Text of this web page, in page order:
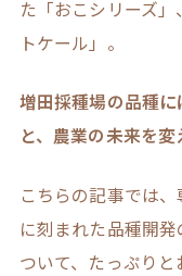
た「おこシリーズ
トケール」。
増田採種場の品種
と、農業の未来を
こちらの記事では
に刻まれた品種開
ついて、たっぷりと